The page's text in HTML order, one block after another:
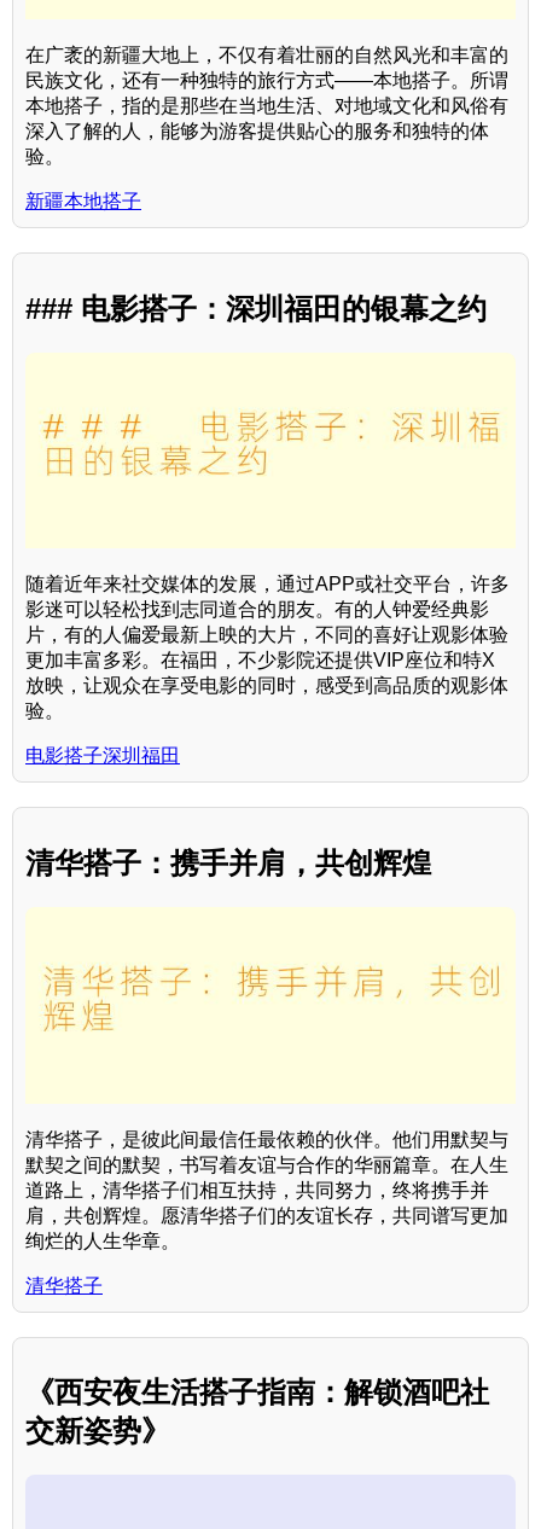
在广袤的新疆大地上，不仅有着壮丽的自然风光和丰富的
民族文化，还有一种独特的旅行方式——本地搭子。所谓
本地搭子，指的是那些在当地生活、对地域文化和风俗有
深入了解的人，能够为游客提供贴心的服务和独特的体
验。
新疆本地搭子
### 电影搭子：深圳福田的银幕之约
随着近年来社交媒体的发展，通过APP或社交平台，许多
影迷可以轻松找到志同道合的朋友。有的人钟爱经典影
片，有的人偏爱最新上映的大片，不同的喜好让观影体验
更加丰富多彩。在福田，不少影院还提供VIP座位和特X
放映，让观众在享受电影的同时，感受到高品质的观影体
验。
电影搭子深圳福田
清华搭子：携手并肩，共创辉煌
清华搭子，是彼此间最信任最依赖的伙伴。他们用默契与
默契之间的默契，书写着友谊与合作的华丽篇章。在人生
道路上，清华搭子们相互扶持，共同努力，终将携手并
肩，共创辉煌。愿清华搭子们的友谊长存，共同谱写更加
绚烂的人生华章。
清华搭子
《西安夜生活搭子指南：解锁酒吧社
交新姿势》